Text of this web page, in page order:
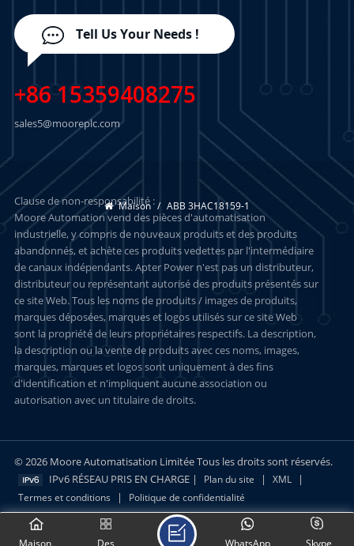
Maison / ABB 3HAC18159-1
Tell Us Your Needs !
+86 15359408275
sales5@mooreplc.com
Clause de non-responsabilité :
Moore Automation vend des pièces d'automatisation
industrielle, y compris de nouveaux produits et des produits
abandonnés, et achète ces produits vedettes par l'intermédiaire
de canaux indépendants. Apter Power n'est pas un distributeur,
distributeur ou représentant autorisé des produits présentés sur
ce site Web. Tous les noms de produits / images de produits,
marques déposées, marques et logos utilisés sur ce site Web
sont la propriété de leurs propriétaires respectifs. La description,
la description ou la vente de produits avec ces noms, images,
marques, marques et logos sont uniquement à des fins
d'identification et n'impliquent aucune association ou
autorisation avec un titulaire de droits.
© 2026 Moore Automatisation Limitée Tous les droits sont réservés.
IPv6 RÉSEAU PRIS EN CHARGE |
Plan du site | XML |
Termes et conditions | Politique de confidentialité
Maison Des Skype
WhatsApp